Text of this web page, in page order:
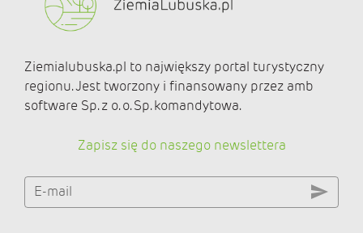
Ziemialubuska.pl to największy portal turystyczny
regionu. Jest tworzony i finansowany przez amb
software Sp. z o. o. Sp. komandytowa.
Zapisz się do naszego newslettera
E-mail